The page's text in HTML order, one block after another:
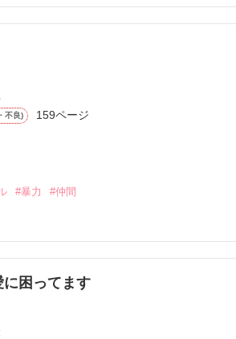
き合っております。
す！
不良) 159ページ
#暴力 #仲間
困ってます